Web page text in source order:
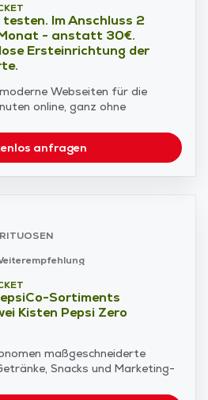
Im Anschluss 2
- anstatt 30€.
Ersteinrichtung der
Webseiten für die
online, ganz ohne
anfragen
Sortiments
Kisten Pepsi Zero
maßgeschneiderte
Snacks und Marketing-